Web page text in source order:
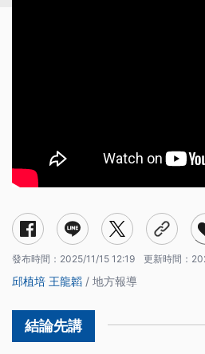
發布時間： 2025/11/15 12:19 更新時間：
邱植培 王龍韜 / 地方報導